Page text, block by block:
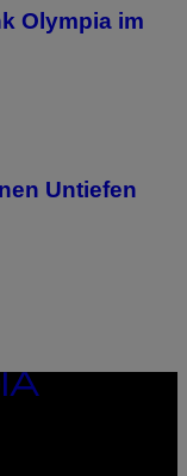
Olympia im
Untiefen